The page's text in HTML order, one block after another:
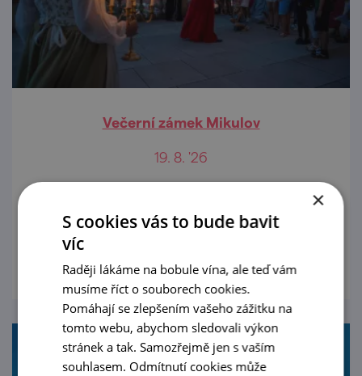
Večerní zámek Mikulov
19. 8. '26
expozice Galerie Dietrichsteinů.
×
S cookies vás to bude bavit
víc
Raději lákáme na bobule vína, ale teď vám
musíme říct o souborech cookies.
Pomáhají se zlepšením vašeho zážitku na
tomto webu, abychom sledovali výkon
stránek a tak. Samozřejmě jen s vaším
souhlasem. Odmítnutí cookies může